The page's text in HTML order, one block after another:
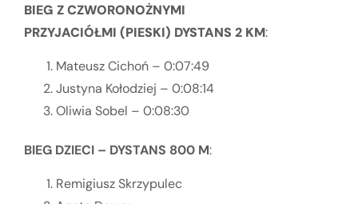
BIEG Z CZWORONOŻNYMI
PRZYJACIÓŁMI (PIESKI) DYSTANS 2 KM:
Mateusz Cichoń – 0:07:49
Justyna Kołodziej – 0:08:14
Oliwia Sobel – 0:08:30
BIEG DZIECI – DYSTANS 800 M:
Remigiusz Skrzypulec